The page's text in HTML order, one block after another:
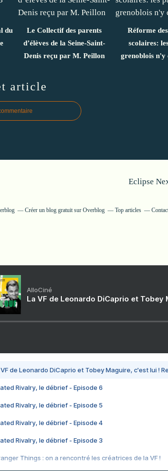
du
Le Collectif des parents
d’élèves de la Seine-Saint-
Denis reçu par M. Peillon
Réforme
scolaires:
grenoblois n'y
article
Eclipse
Créer un blog gratuit sur Overblog Top articles
AlloCiné
La VF de Leonardo DiCaprio et
de Leonardo DiCaprio et Tobey Maguire, c'est lui !
Rivalry, le débrief - Episode 6
Rivalry, le débrief - Episode 5
Rivalry, le débrief - Episode 4
Rivalry, le débrief - Episode 3
Things : on a rencontré les créatrices de la VF !